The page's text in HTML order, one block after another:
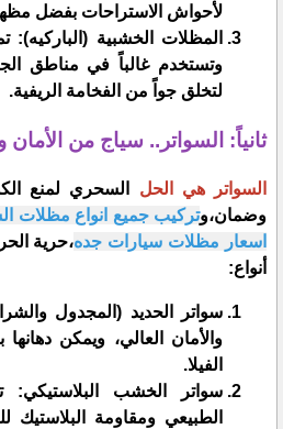
لأحواش الاستراحات بفضل
​المظلات الخشبية (الباركيه):
وتستخدم غالباً في مناطق
لتخلق جواً من الفخامة الريفية.
​ثانياً: السواتر.. سياج من
​السواتر هي الحل السحري لمنع
وضمان،و
اسعار مظلات سيارات جده،حرية
أنواع:
​سواتر الحديد (المجدول
والأمان العالي، ويمكن
الفيلا.
​سواتر الخشب
الطبيعي ومقاومة البلاستيك